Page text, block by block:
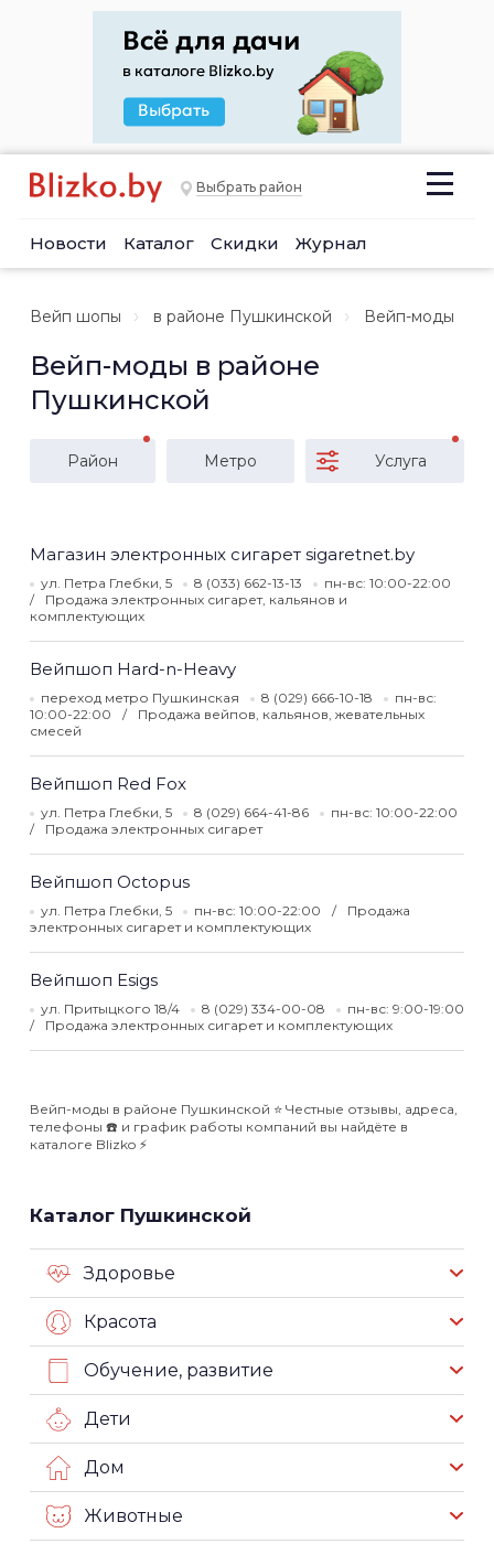
Выбрать район
Новости Каталог Скидки Журнал
Вейп шопы в районе Пушкинской Вейп-моды
Вейп-моды в районе
Пушкинской
Район Метро Услуга
Магазин электронных сигарет sigaretnet.by
ул. Петра Глебки, 5 8 (033) 662-13-13
пн-вс: 10:00-22:00
Продажа электронных сигарет, кальянов и
комплектующих
Вейпшоп Hard-n-Heavy
переход метро Пушкинская 8 (029) 666-10-18
пн-вс:
10:00-22:00
Продажа вейпов, кальянов, жевательных
смесей
Вейпшоп Red Fox
ул. Петра Глебки, 5 8 (029) 664-41-86
пн-вс: 10:00-22:00
Продажа электронных сигарет
Вейпшоп Octopus
ул. Петра Глебки, 5 пн-вс: 10:00-22:00
Продажа
электронных сигарет и комплектующих
Вейпшоп Esigs
ул. Притыцкого 18/4 8 (029) 334-00-08
пн-вс: 9:00-19:00
Продажа электронных сигарет и комплектующих
Вейп-моды в районе Пушкинской ⭐️ Честные отзывы, адреса,
телефоны ☎️ и график работы компаний вы найдёте в
каталоге Blizko ⚡️
Каталог Пушкинской
Здоровье
Красота
Обучение, развитие
Дети
Дом
Животные